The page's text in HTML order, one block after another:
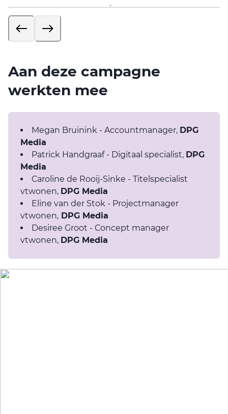
Aan deze campagne
werkten mee
Megan Bruinink - Accountmanager, DPG
Media
Patrick Handgraaf - Digitaal specialist, DPG
Media
Caroline de Rooij-Sinke - Titelspecialist
vtwonen, DPG Media
Eline van der Stok - Projectmanager
vtwonen, DPG Media
Desiree Groot - Concept manager
vtwonen, DPG Media